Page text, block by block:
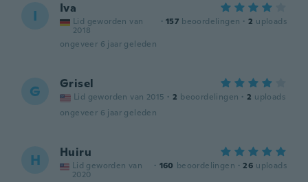
I Iva
Lid geworden van
2018
· 157 beoordelingen · 2 uploads
ongeveer 6 jaar geleden
G Grisel
Lid geworden van 2015 · 2 beoordelingen · 2 uploads
ongeveer 6 jaar geleden
H Huiru
Lid geworden van
2020
· 160 beoordelingen · 26 uploads